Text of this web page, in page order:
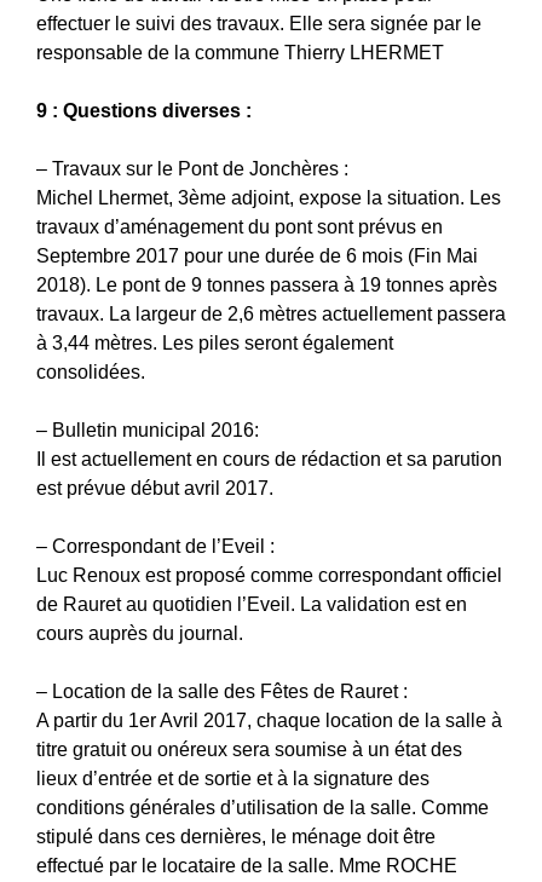
effectuer le suivi des travaux. Elle sera signée par le
responsable de la commune Thierry LHERMET
9 : Questions diverses :
– Travaux sur le Pont de Jonchères :
Michel Lhermet, 3ème adjoint, expose la situation. Les
travaux d’aménagement du pont sont prévus en
Septembre 2017 pour une durée de 6 mois (Fin Mai
2018). Le pont de 9 tonnes passera à 19 tonnes après
travaux. La largeur de 2,6 mètres actuellement passera
à 3,44 mètres. Les piles seront également
consolidées.
– Bulletin municipal 2016:
Il est actuellement en cours de rédaction et sa parution
est prévue début avril 2017.
– Correspondant de l’Eveil :
Luc Renoux est proposé comme correspondant officiel
de Rauret au quotidien l’Eveil. La validation est en
cours auprès du journal.
– Location de la salle des Fêtes de Rauret :
A partir du 1er Avril 2017, chaque location de la salle à
titre gratuit ou onéreux sera soumise à un état des
lieux d’entrée et de sortie et à la signature des
conditions générales d’utilisation de la salle. Comme
stipulé dans ces dernières, le ménage doit être
effectué par le locataire de la salle. Mme ROCHE